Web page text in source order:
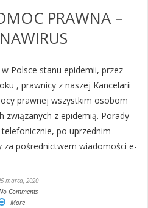
PRAWNA –
Polsce stanu epidemii, przez
, prawnicy z naszej Kancelarii
prawnej wszystkim osobom
związanych z epidemią. Porady
po uprzednim
pośrednictwem wiadomości e-
marca, 2020
Comments
More